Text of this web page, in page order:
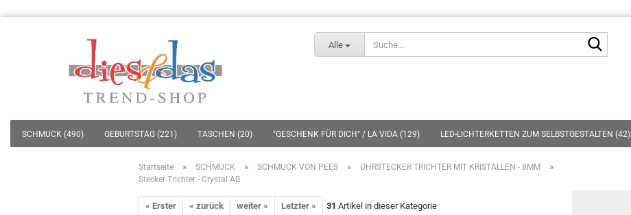
Alle
SCHMUCK (490) GEBURTSTAG (221) TASCHEN (20) "GESCHENK FÜR DICH" / LA VIDA (129) LED-LICHTERKETTEN ZUM SELBSTGESTALTEN (42)
Startseite » SCHMUCK » SCHMUCK VON PEES » OHRSTECKER TRICHTER MIT KRISTALLEN - 8MM »
Stecker Trichter - Crystal AB
« Erster « zurück weiter » Letzter » 31 Artikel in dieser Kategorie